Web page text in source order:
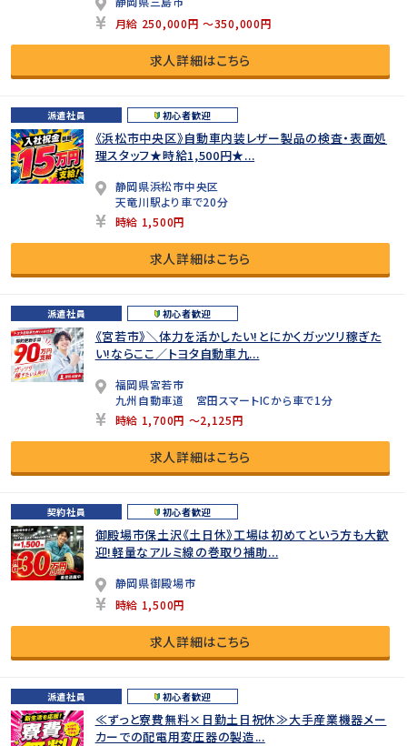
月給 250,000円 ～350,000円
求人詳細はこちら
派遣社員 初心者歓迎
《浜松市中央区》自動車内装レザー製品の検査・表面処
理スタッフ★時給1,500円★...
静岡県浜松市中央区
天竜川駅より車で20分
時給 1,500円
求人詳細はこちら
派遣社員 初心者歓迎
《宮若市》＼体力を活かしたい!とにかくガッツリ稼ぎた
い!ならここ／トヨタ自動車九...
福岡県宮若市
九州自動車道 宮田スマートICから車で1分
時給 1,700円 ～2,125円
求人詳細はこちら
契約社員 初心者歓迎
御殿場市保土沢《土日休》工場は初めてという方も大歓
迎!軽量なアルミ線の巻取り補助...
静岡県御殿場市
時給 1,500円
求人詳細はこちら
派遣社員 初心者歓迎
≪ずっと寮費無料×日勤土日祝休≫大手産業機器メー
カーでの配電用変圧器の製造...